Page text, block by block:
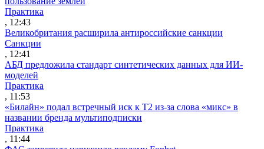
Практика
, 12:43
Великобритания расширила антироссийские санкции
Санкции
, 12:41
АБД предложила стандарт синтетических данных для ИИ-
моделей
Практика
, 11:53
«Билайн» подал встречный иск к Т2 из-за слова «микс» в
названии бренда мультиподписки
Практика
, 11:44